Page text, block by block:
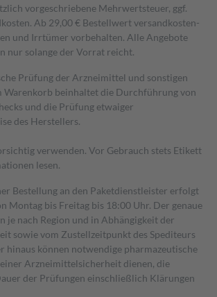
vorgeschriebene Mehrwertsteuer, ggf.
Ab 29,00 € Bestell­wert versand­kosten­
und Irrtümer vorbehalten. Alle Angebote
nur solange der Vorrat reicht.
Prüfung der Arzneimittel und sonstigen
Warenkorb beinhaltet die Durchführung von
und die Prüfung etwaiger
des Herstellers.
verwenden. Vor Gebrauch stets Etikett
lesen.
Bestellung an den Paketdienstleister erfolgt
Montag bis Freitag bis 18:00 Uhr. Der genaue
je nach Region und in Abhängigkeit der
sowie vom Zustellzeitpunkt des Spediteurs
hinaus können notwendige pharmazeutische
Arzneimittelsicherheit dienen, die
der Prüfungen einschließlich Klärungen